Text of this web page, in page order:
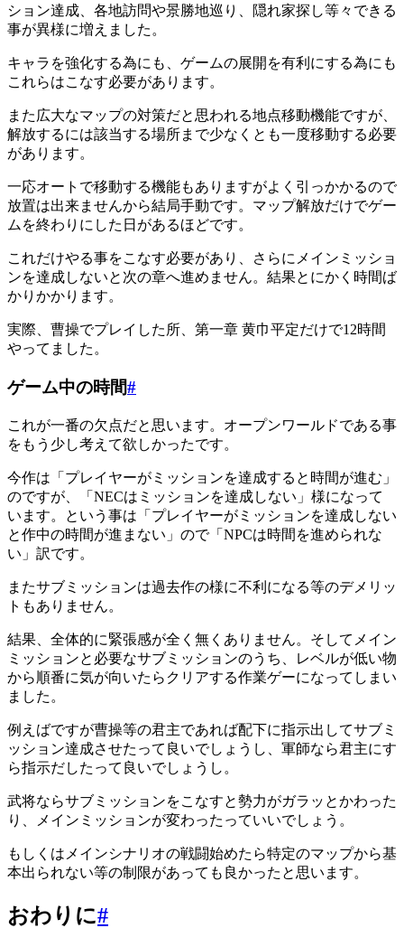
ション達成、各地訪問や景勝地巡り、隠れ家探し等々できる
事が異様に増えました。
キャラを強化する為にも、ゲームの展開を有利にする為にも
これらはこなす必要があります。
また広大なマップの対策だと思われる地点移動機能ですが、
解放するには該当する場所まで少なくとも一度移動する必要
があります。
一応オートで移動する機能もありますがよく引っかかるので
放置は出来ませんから結局手動です。マップ解放だけでゲー
ムを終わりにした日があるほどです。
これだけやる事をこなす必要があり、さらにメインミッショ
ンを達成しないと次の章へ進めません。結果とにかく時間ば
かりかかります。
実際、曹操でプレイした所、第一章 黄巾平定だけで12時間
やってました。
ゲーム中の時間#
これが一番の欠点だと思います。オープンワールドである事
をもう少し考えて欲しかったです。
今作は「プレイヤーがミッションを達成すると時間が進む」
のですが、「NECはミッションを達成しない」様になって
います。という事は「プレイヤーがミッションを達成しない
と作中の時間が進まない」ので「NPCは時間を進められな
い」訳です。
またサブミッションは過去作の様に不利になる等のデメリッ
トもありません。
結果、全体的に緊張感が全く無くありません。そしてメイン
ミッションと必要なサブミッションのうち、レベルが低い物
から順番に気が向いたらクリアする作業ゲーになってしまい
ました。
例えばですが曹操等の君主であれば配下に指示出してサブミ
ッション達成させたって良いでしょうし、軍師なら君主にす
ら指示だしたって良いでしょうし。
武将ならサブミッションをこなすと勢力がガラッとかわった
り、メインミッションが変わったっていいでしょう。
もしくはメインシナリオの戦闘始めたら特定のマップから基
本出られない等の制限があっても良かったと思います。
おわりに#